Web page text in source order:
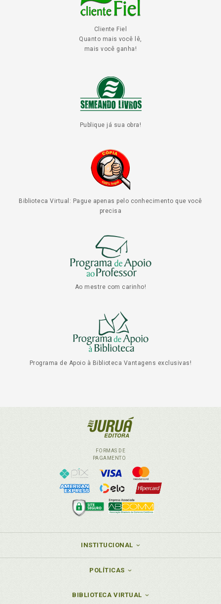
Cliente Fiel
Quanto mais você lê,
mais você ganha!
Publique já sua obra!
Biblioteca Virtual: Pague apenas pelo conhecimento que você
precisa
Ao mestre com carinho!
Programa de Apoio à Biblioteca Vantagens exclusivas!
FORMAS DE
PAGAMENTO
INSTITUCIONAL
POLÍTICAS
BIBLIOTECA VIRTUAL